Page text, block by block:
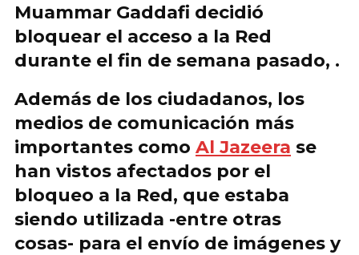
Muammar Gaddafi decidió
bloquear el acceso a la Red
durante el fin de semana pasado, .
Además de los ciudadanos, los
medios de comunicación más
importantes como Al Jazeera se
han vistos afectados por el
bloqueo a la Red, que estaba
siendo utilizada -entre otras
cosas- para el envío de imágenes y